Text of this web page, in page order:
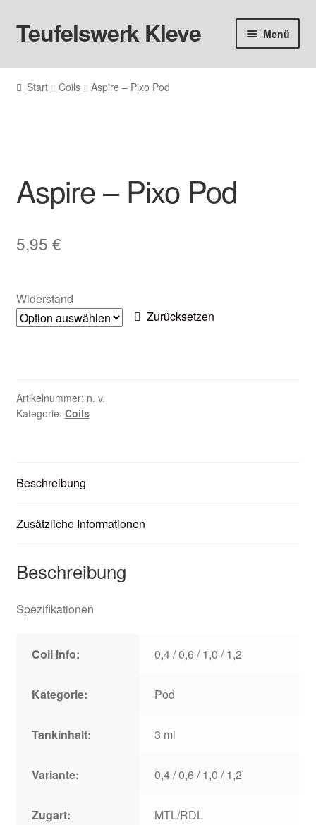
Zur
Navigation
Zum
Inhalt
Teufelswerk Kleve Menü
Startseite
Liquids
Aromen
Basen & Nikotin
Zubehör
Kontaktformular
Unsere Standorte
Start Coils Aspire – Pixo Pod
Aspire – Pixo Pod
5,95 €
Widerstand
Zurücksetzen
Artikelnummer: n. v.
Kategorie: Coils
Beschreibung
Zusätzliche Informationen
Beschreibung
Spezifikationen
Coil Info: 0,4 / 0,6 / 1,0 / 1,2
Kategorie: Pod
Tankinhalt: 3 ml
Variante: 0,4 / 0,6 / 1,0 / 1,2
Zugart: MTL/RDL